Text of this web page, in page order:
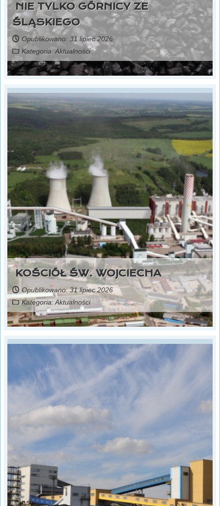
NIE TYLKO GÓRNICY ZE
ŚLĄSKIEGO
Opublikowano: 31 lipiec 2026
Kategoria:Aktualności
KOŚCIÓŁ ŚW. WOJCIECHA
Opublikowano: 31 lipiec 2026
Kategoria:Aktualności